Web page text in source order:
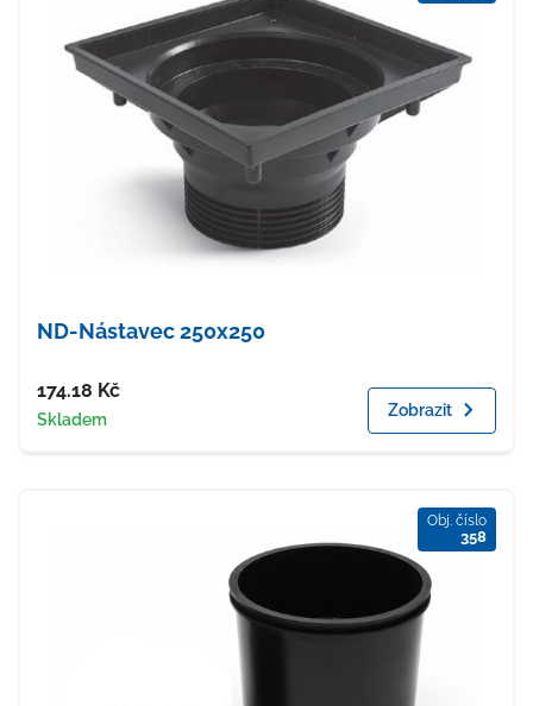
ND-Nástavec 250x250
Cena
174.18 Kč
Dostupnost
Skladem Zobrazit
Obj. číslo
358